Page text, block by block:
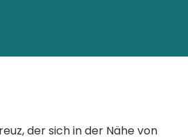
der sich in der Nähe von